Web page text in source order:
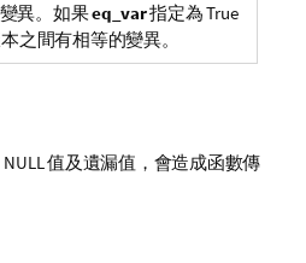
異。如果eq_var指定為True
之間有相等的變異。
NULL值及遺漏值，會造成函數傳